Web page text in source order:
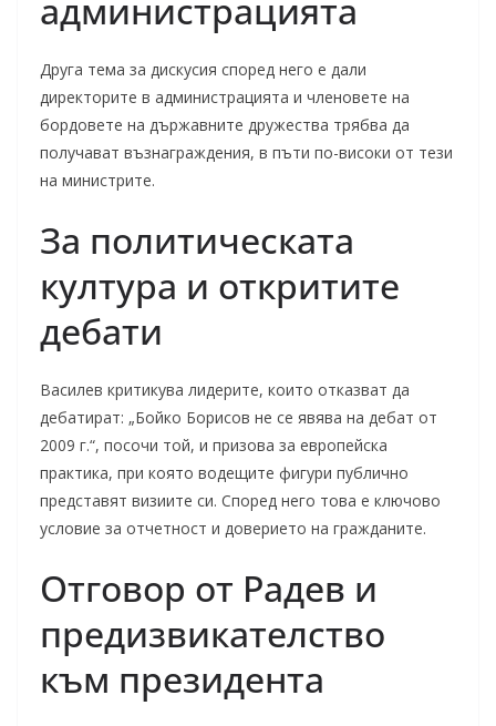
администрацията
Друга тема за дискусия според него е дали
директорите в администрацията и членовете на
бордовете на държавните дружества трябва да
получават възнаграждения, в пъти по-високи от тези
на министрите.
За политическата
култура и откритите
дебати
Василев критикува лидерите, които отказват да
дебатират: „Бойко Борисов не се явява на дебат от
2009 г.“, посочи той, и призова за европейска
практика, при която водещите фигури публично
представят визиите си. Според него това е ключово
условие за отчетност и доверието на гражданите.
Отговор от Радев и
предизвикателство
към президента